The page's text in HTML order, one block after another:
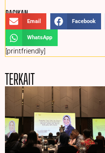
BAGIKAN :
Email Facebook
WhatsApp
[printfriendly]
TERKAIT